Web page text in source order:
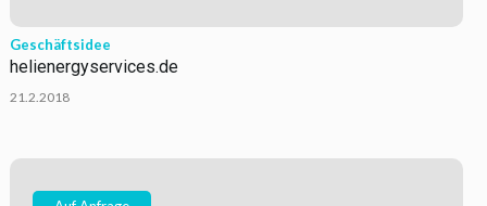
Geschäftsidee
helienergyservices.de
21.2.2018